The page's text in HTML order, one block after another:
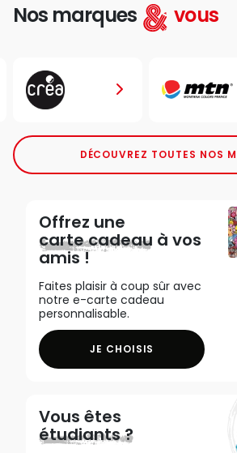
Nos marques vous
DÉCOUVREZ TOUTES NOS
Offrez une
carte cadeau à vos
amis !
Faites plaisir à coup sûr avec
notre e-carte cadeau
personnalisable.
JE CHOISIS
Vous êtes
étudiants ?